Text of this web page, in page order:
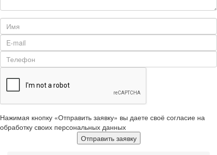
Нажимая кнопку «Отправить заявку» вы даете своё согласие на
обработку своих персональных данных
Отправить заявку